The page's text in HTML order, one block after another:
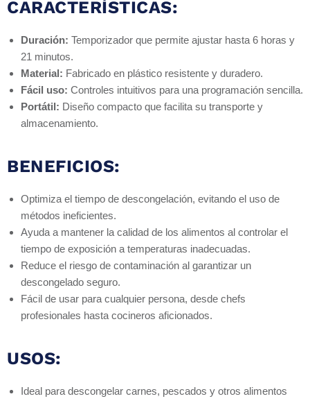
CARACTERÍSTICAS:
Duración: Temporizador que permite ajustar hasta 6 horas y
21 minutos.
Material: Fabricado en plástico resistente y duradero.
Fácil uso: Controles intuitivos para una programación sencilla.
Portátil: Diseño compacto que facilita su transporte y
almacenamiento.
BENEFICIOS:
Optimiza el tiempo de descongelación, evitando el uso de
métodos ineficientes.
Ayuda a mantener la calidad de los alimentos al controlar el
tiempo de exposición a temperaturas inadecuadas.
Reduce el riesgo de contaminación al garantizar un
descongelado seguro.
Fácil de usar para cualquier persona, desde chefs
profesionales hasta cocineros aficionados.
USOS:
Ideal para descongelar carnes, pescados y otros alimentos